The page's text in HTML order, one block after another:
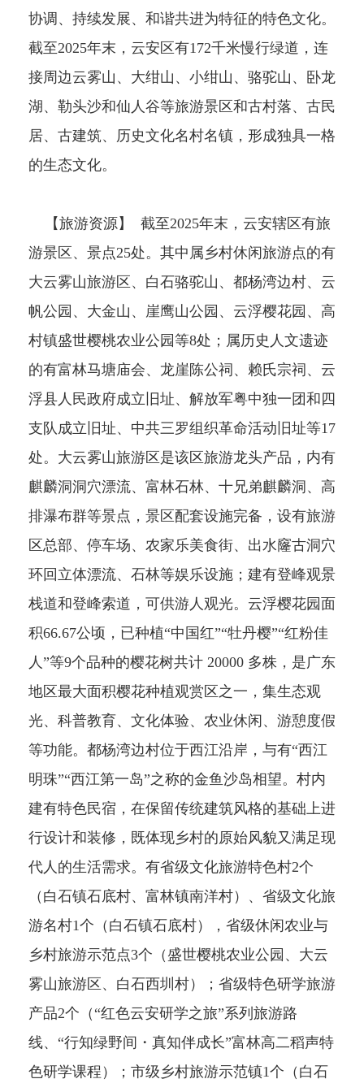
协调、持续发展、和谐共进为特征的特色文化。
截至2025年末，云安区有172千米慢行绿道，连
接周边云雾山、大绀山、小绀山、骆驼山、卧龙
湖、勒头沙和仙人谷等旅游景区和古村落、古民
居、古建筑、历史文化名村名镇，形成独具一格
的生态文化。
【旅游资源】 截至2025年末，云安辖区有旅
游景区、景点25处。其中属乡村休闲旅游点的有
大云雾山旅游区、白石骆驼山、都杨湾边村、云
帆公园、大金山、崖鹰山公园、云浮樱花园、高
村镇盛世樱桃农业公园等8处；属历史人文遗迹
的有富林马塘庙会、龙崖陈公祠、赖氏宗祠、云
浮县人民政府成立旧址、解放军粤中独一团和四
支队成立旧址、中共三罗组织革命活动旧址等17
处。大云雾山旅游区是该区旅游龙头产品，内有
麒麟洞洞穴漂流、富林石林、十兄弟麒麟洞、高
排瀑布群等景点，景区配套设施完备，设有旅游
区总部、停车场、农家乐美食街、出水窿古洞穴
环回立体漂流、石林等娱乐设施；建有登峰观景
栈道和登峰索道，可供游人观光。云浮樱花园面
积66.67公顷，已种植“中国红”“牡丹樱”“红粉佳
人”等9个品种的樱花树共计 20000 多株，是广东
地区最大面积樱花种植观赏区之一，集生态观
光、科普教育、文化体验、农业休闲、游憩度假
等功能。都杨湾边村位于西江沿岸，与有“西江
明珠”“西江第一岛”之称的金鱼沙岛相望。村内
建有特色民宿，在保留传统建筑风格的基础上进
行设计和装修，既体现乡村的原始风貌又满足现
代人的生活需求。有省级文化旅游特色村2个
（白石镇石底村、富林镇南洋村）、省级文化旅
游名村1个（白石镇石底村），省级休闲农业与
乡村旅游示范点3个（盛世樱桃农业公园、大云
雾山旅游区、白石西圳村）；省级特色研学旅游
产品2个（“红色云安研学之旅”系列旅游路
线、“行知绿野间・真知伴成长”富林高二稻声特
色研学课程）；市级乡村旅游示范镇1个（白石